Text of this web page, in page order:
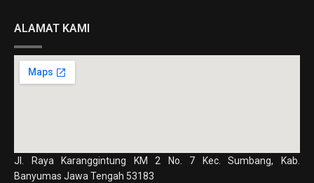
ALAMAT KAMI
Jl. Raya Karanggintung KM 2 No. 7 Kec. Sumbang, Kab.
Banyumas Jawa Tengah 53183